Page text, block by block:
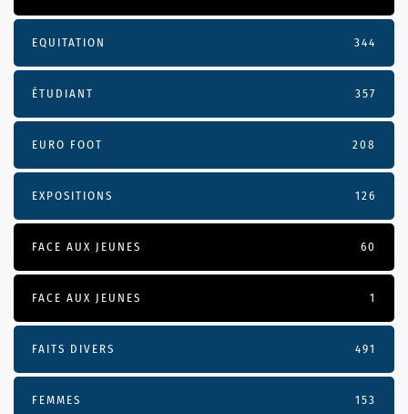
EQUITATION 344
ÉTUDIANT 357
EURO FOOT 208
EXPOSITIONS 126
FACE AUX JEUNES 60
FACE AUX JEUNES 1
FAITS DIVERS 491
FEMMES 153